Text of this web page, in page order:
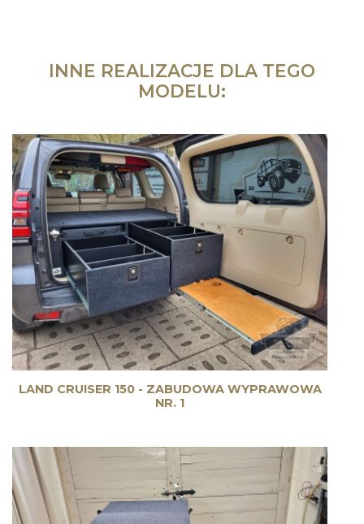
INNE REALIZACJE DLA TEGO
MODELU:
LAND CRUISER 150 - ZABUDOWA WYPRAWOWA
NR. 1